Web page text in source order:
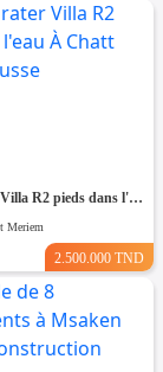
A ne pas rater Villa R2 pieds dans l'eau À Chatt Mariem Sousse
Meriem
2.500.000 TND